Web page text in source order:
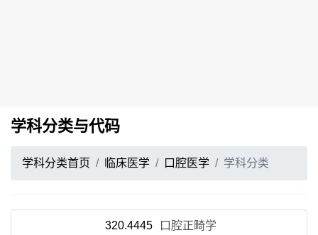
学科分类与代码
学科分类首页 临床医学 口腔医学 学科分类
320.4445 口腔正畸学